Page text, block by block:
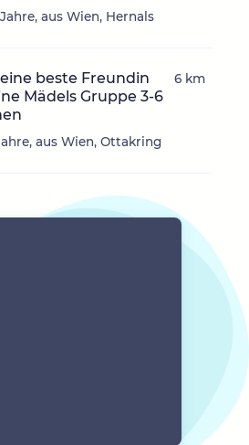
aus Wien, Hernals
beste Freundin
Mädels Gruppe 3-6
aus Wien, Ottakring
6 km